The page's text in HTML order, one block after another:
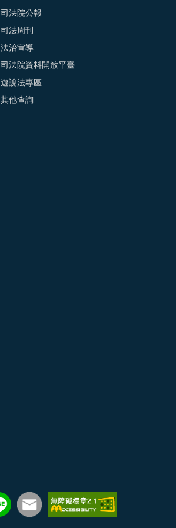
司法院公報
司法周刊
法治宣導
司法院資料開放平臺
遊說法專區
其他查詢